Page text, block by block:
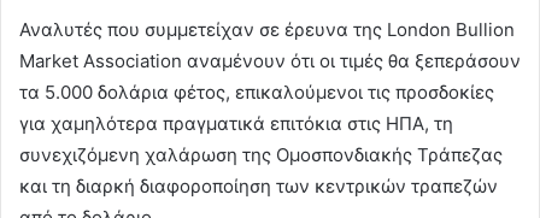
Αναλυτές που συμμετείχαν σε έρευνα της London Bullion
Market Association αναμένουν ότι οι τιμές θα ξεπεράσουν
τα 5.000 δολάρια φέτος, επικαλούμενοι τις προσδοκίες
για χαμηλότερα πραγματικά επιτόκια στις ΗΠΑ, τη
συνεχιζόμενη χαλάρωση της Ομοσπονδιακής Τράπεζας
και τη διαρκή διαφοροποίηση των κεντρικών τραπεζών